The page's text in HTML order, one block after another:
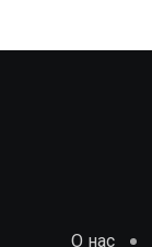
О нас